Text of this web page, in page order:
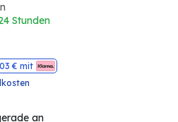
Stunden
€ mit
an